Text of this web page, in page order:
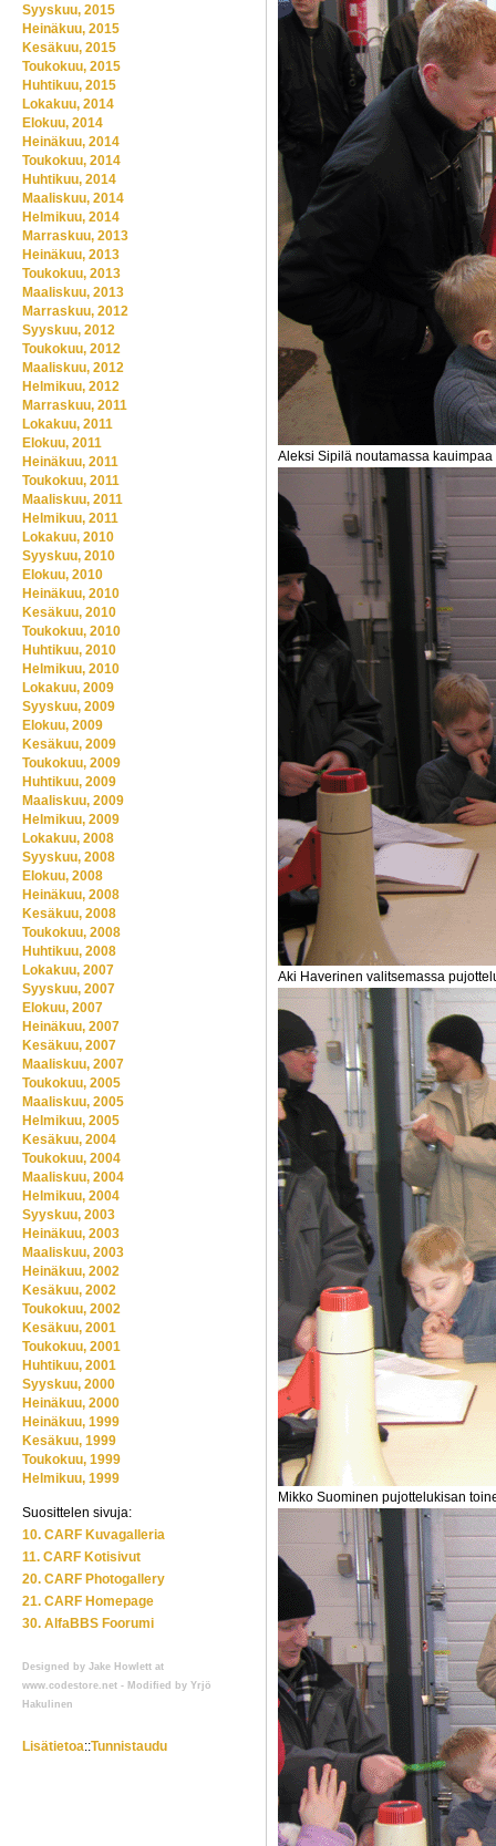
Aleksi Sipilä noutamassa
Aki Haverinen valitsemassa
Mikko Suominen pujottelukisan
Syyskuu, 2015
Heinäkuu, 2015
Kesäkuu, 2015
Toukokuu, 2015
Huhtikuu, 2015
Lokakuu, 2014
Elokuu, 2014
Heinäkuu, 2014
Toukokuu, 2014
Huhtikuu, 2014
Maaliskuu, 2014
Helmikuu, 2014
Marraskuu, 2013
Heinäkuu, 2013
Toukokuu, 2013
Maaliskuu, 2013
Marraskuu, 2012
Syyskuu, 2012
Toukokuu, 2012
Maaliskuu, 2012
Helmikuu, 2012
Marraskuu, 2011
Lokakuu, 2011
Elokuu, 2011
Heinäkuu, 2011
Toukokuu, 2011
Maaliskuu, 2011
Helmikuu, 2011
Lokakuu, 2010
Syyskuu, 2010
Elokuu, 2010
Heinäkuu, 2010
Kesäkuu, 2010
Toukokuu, 2010
Huhtikuu, 2010
Helmikuu, 2010
Lokakuu, 2009
Syyskuu, 2009
Elokuu, 2009
Kesäkuu, 2009
Toukokuu, 2009
Huhtikuu, 2009
Maaliskuu, 2009
Helmikuu, 2009
Lokakuu, 2008
Syyskuu, 2008
Elokuu, 2008
Heinäkuu, 2008
Kesäkuu, 2008
Toukokuu, 2008
Huhtikuu, 2008
Lokakuu, 2007
Syyskuu, 2007
Elokuu, 2007
Heinäkuu, 2007
Kesäkuu, 2007
Maaliskuu, 2007
Toukokuu, 2005
Maaliskuu, 2005
Helmikuu, 2005
Kesäkuu, 2004
Toukokuu, 2004
Maaliskuu, 2004
Helmikuu, 2004
Syyskuu, 2003
Heinäkuu, 2003
Maaliskuu, 2003
Heinäkuu, 2002
Kesäkuu, 2002
Toukokuu, 2002
Kesäkuu, 2001
Toukokuu, 2001
Huhtikuu, 2001
Syyskuu, 2000
Heinäkuu, 2000
Heinäkuu, 1999
Kesäkuu, 1999
Toukokuu, 1999
Helmikuu, 1999
Suosittelen sivuja:
10. CARF Kuvagalleria
11. CARF Kotisivut
20. CARF Photogallery
21. CARF Homepage
30. AlfaBBS Foorumi
Designed by Jake Howlett at
www.codestore.net - Modified by Yrjö
Hakulinen
Lisätietoa::Tunnistaudu